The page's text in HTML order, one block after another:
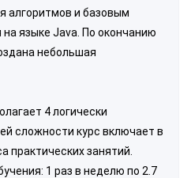
алгоритмов и базовым
языке Java. По окончанию
небольшая
4 логически
сложности курс включает в
практических занятий.
1 раз в неделю по 2.7